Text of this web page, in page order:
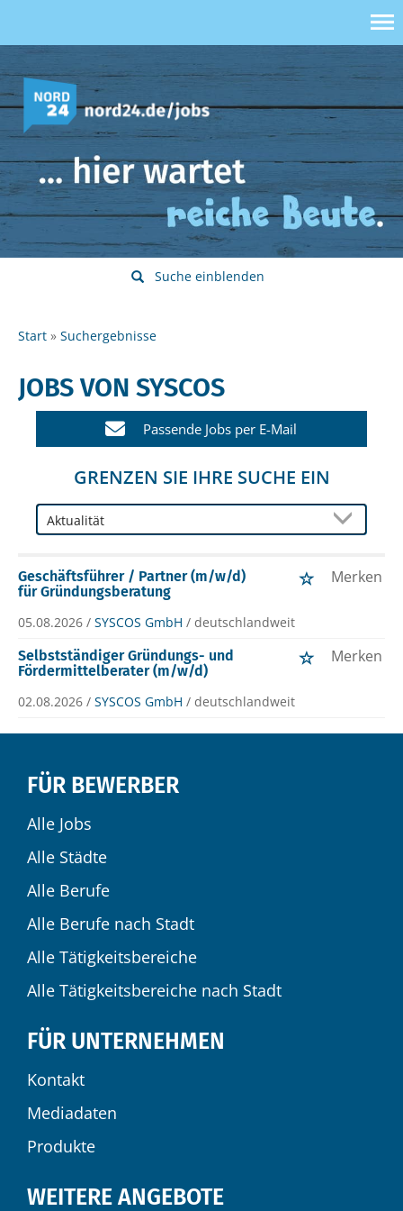
Suche einblenden
Start Suchergebnisse
JOBS VON SYSCOS
Passende Jobs per E-Mail
GRENZEN SIE IHRE SUCHE EIN
Geschäftsführer / Partner (m/w/d)
für Gründungsberatung
Merken
05.08.2026 / SYSCOS GmbH / deutschlandweit
Selbstständiger Gründungs- und
Fördermittelberater (m/w/d)
Merken
02.08.2026 / SYSCOS GmbH / deutschlandweit
FÜR BEWERBER
Alle Jobs
Alle Städte
Alle Berufe
Alle Berufe nach Stadt
Alle Tätigkeitsbereiche
Alle Tätigkeitsbereiche nach Stadt
FÜR UNTERNEHMEN
Kontakt
Mediadaten
Produkte
WEITERE ANGEBOTE